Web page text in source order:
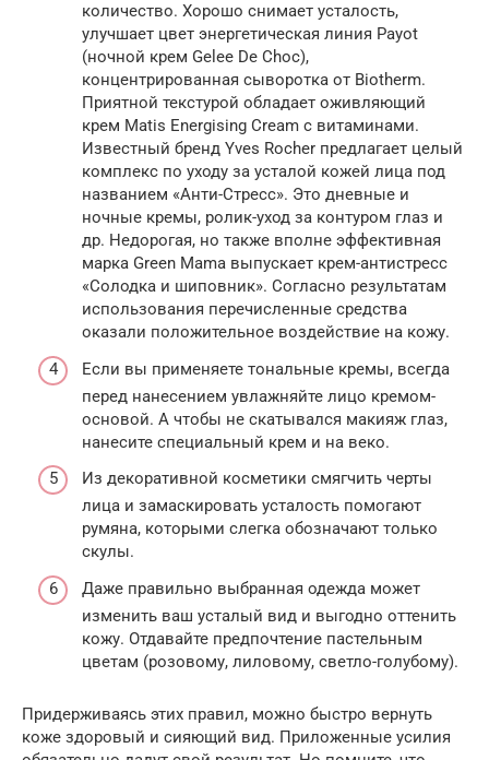
количество. Хорошо снимает усталость,
улучшает цвет энергетическая линия Payot
(ночной крем Gelee De Choc),
концентрированная сыворотка от Biotherm.
Приятной текстурой обладает оживляющий
крем Matis Energising Cream с витаминами.
Известный бренд Yves Rocher предлагает целый
комплекс по уходу за усталой кожей лица под
названием «Анти-Стресс». Это дневные и
ночные кремы, ролик-уход за контуром глаз и
др. Недорогая, но также вполне эффективная
марка Green Mama выпускает крем-антистресс
«Солодка и шиповник». Согласно результатам
использования перечисленные средства
оказали положительное воздействие на кожу.
Если вы применяете тональные кремы, всегда
перед нанесением увлажняйте лицо кремом-
основой. А чтобы не скатывался макияж глаз,
нанесите специальный крем и на веко.
Из декоративной косметики смягчить черты
лица и замаскировать усталость помогают
румяна, которыми слегка обозначают только
скулы.
Даже правильно выбранная одежда может
изменить ваш усталый вид и выгодно оттенить
кожу. Отдавайте предпочтение пастельным
цветам (розовому, лиловому, светло-голубому).
Придерживаясь этих правил, можно быстро вернуть
коже здоровый и сияющий вид. Приложенные усилия